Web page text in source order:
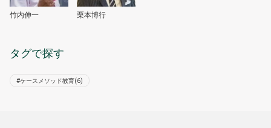
竹内伸一 栗本博行
タグで探す
#ケースメソッド教育(6)